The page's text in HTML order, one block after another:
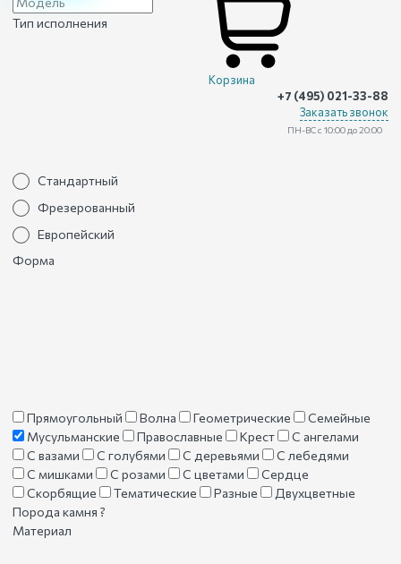
Корзина
+7 (495) 021-33-88
Заказать звонок
ПН-ВС с 10:00 до 20:00
Тип исполнения
Стандартный
Фрезерованный
Европейский
Форма
Прямоугольный Волна Геометрические
Семейные
Мусульманские
Православные Крест
С ангелами
С вазами
С голубями С деревьями
С лебедями
С мишками
С розами С цветами
Сердце
Скорбящие
Тематические Разные
Двухцветные
Порода камня ?
Материал